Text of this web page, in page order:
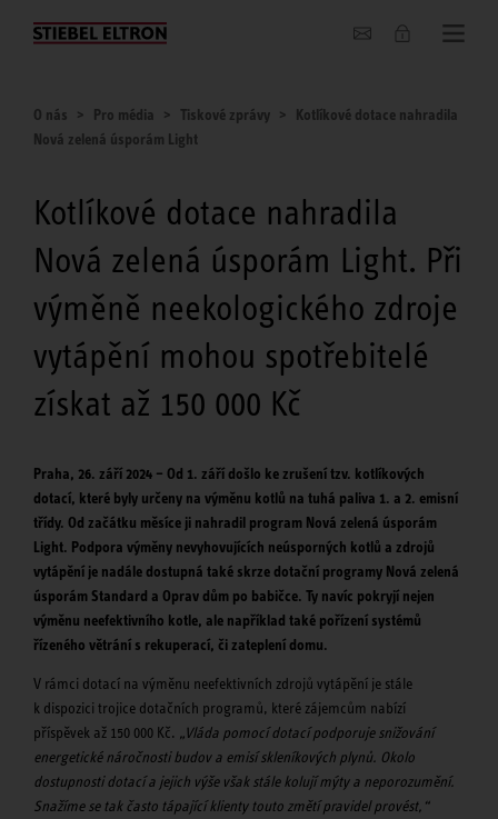
O nás
O nás Pro média Tiskové zprávy
Kotlíkové dotace nahradila
Nová zelená úsporám Light
Kotlíkové dotace nahradila
Nová zelená úsporám Light. Při
výměně neekologického zdroje
vytápění mohou spotřebitelé
získat až 150 000 Kč
Praha, 26. září 2024 – Od 1. září došlo ke zrušení tzv. kotlíkových
dotací, které byly určeny na výměnu kotlů na tuhá paliva 1. a 2. emisní
třídy. Od začátku měsíce ji nahradil program Nová zelená úsporám
Light. Podpora výměny nevyhovujících neúsporných kotlů a zdrojů
vytápění je nadále dostupná také skrze dotační programy Nová zelená
úsporám Standard a Oprav dům po babičce. Ty navíc pokryjí nejen
výměnu neefektivního kotle, ale například také pořízení systémů
řízeného větrání s rekuperací, či zateplení domu.
V rámci dotací na výměnu neefektivních zdrojů vytápění je stále
k dispozici trojice dotačních programů, které zájemcům nabízí
příspěvek až 150 000 Kč. „Vláda pomocí dotací podporuje snižování
energetické náročnosti budov a emisí skleníkových plynů. Okolo
dostupnosti dotací a jejich výše však stále kolují mýty a neporozumění.
Snažíme se tak často tápající klienty touto změtí pravidel provést,“